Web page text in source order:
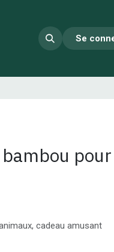
Se
cadeau amusant